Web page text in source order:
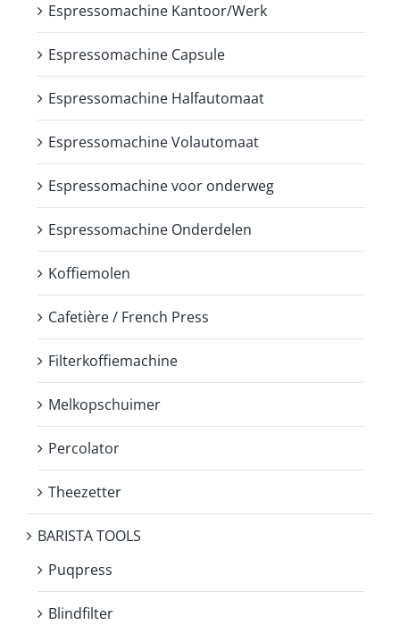
Espressomachine Kantoor/Werk
Espressomachine Capsule
Espressomachine Halfautomaat
Espressomachine Volautomaat
Espressomachine voor onderweg
Espressomachine Onderdelen
Koffiemolen
Cafetière / French Press
Filterkoffiemachine
Melkopschuimer
Percolator
Theezetter
BARISTA TOOLS
Puqpress
Blindfilter